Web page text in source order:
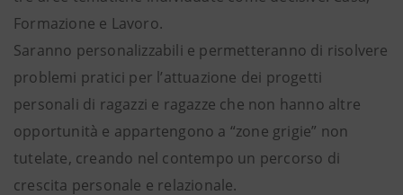
Formazione e Lavoro.
Saranno personalizzabili e permetteranno di risolvere
problemi pratici per l’attuazione dei progetti
personali di ragazzi e ragazze che non hanno altre
opportunità e appartengono a “zone grigie” non
tutelate, creando nel contempo un percorso di
crescita personale e relazionale.